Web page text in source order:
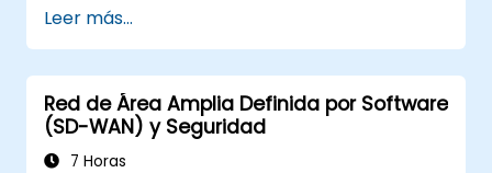
malware y la mecánica de los ataques
cibernéticos.
Comprender los fundamentos de la
seguridad de redes y la importancia de un
enfoque de seguridad en capas.
Conocer el Security Fabric de Fortinet y
Leer más...
Red de Área Amplia Definida por Software
(SD-WAN) y Seguridad
7 Horas